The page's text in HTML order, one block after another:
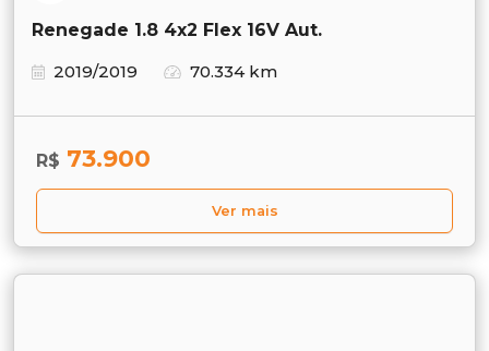
Renegade 1.8 4x2 Flex 16V Aut.
2019/2019
70.334 km
R$ 73.900
Ver mais